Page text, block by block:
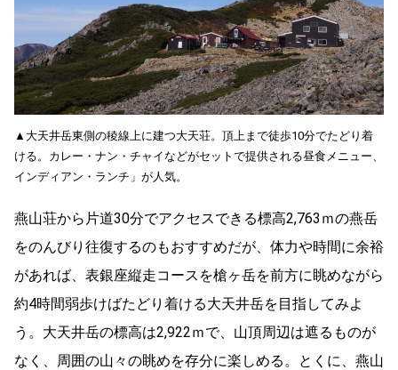
▲大天井岳東側の稜線上に建つ大天荘。頂上まで徒歩10分でたどり着
ける。カレー・ナン・チャイなどがセットで提供される昼食メニュー、
インディアン・ランチ」が人気。
燕山荘から片道30分でアクセスできる標高2,763ｍの燕岳
をのんびり往復するのもおすすめだが、体力や時間に余裕
があれば、表銀座縦走コースを槍ヶ岳を前方に眺めながら
約4時間弱歩けばたどり着ける大天井岳を目指してみよ
う。大天井岳の標高は2,922ｍで、山頂周辺は遮るものが
なく、周囲の山々の眺めを存分に楽しめる。とくに、燕山